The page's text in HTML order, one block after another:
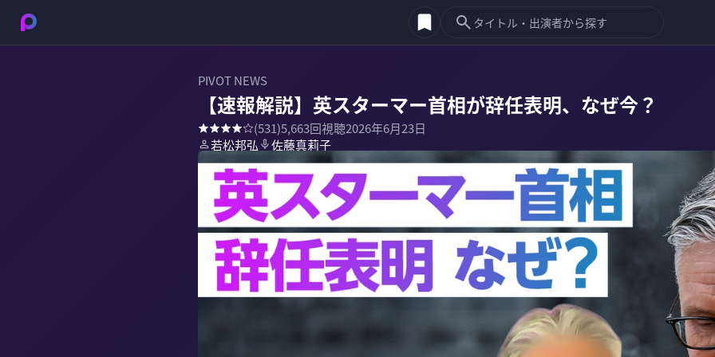
PIVOT NEWS
【速報解説】英スターマー首相が辞任表明、なぜ今？
(531)5,663回視聴2026年6月23日
若松邦弘
佐藤真莉子